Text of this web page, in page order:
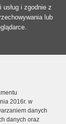
i zgodnie z
lub
2016r. w
danych
danych oraz